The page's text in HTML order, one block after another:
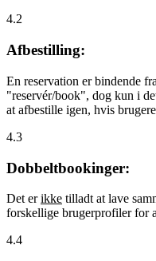
4.2
Afbestilling:
En reservation er bindende
"reservér/book", dog kun i
at afbestille igen, hvis
4.3
Dobbeltbookinger:
Det erikke tilladt at lave
forskellige brugerprofiler for
4.4